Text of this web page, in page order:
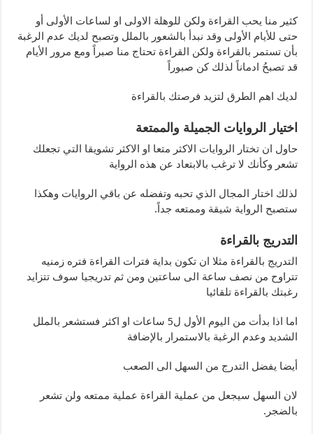
كثير منا يحب القراءة ولكن للوهلة الاولى او لساعات الأولى أو
حتى للأيام الأولى وقد نبدأ بالشعور بالملل وتصبح لديك عدم الرغبة
بأن تستمر بالقراءة ولكن القراءة تحتاج منا صبراً ومع مرور الأيام
قد تصبحُ ادماناً لذلك كن صبوراً
لديك اهم الطرق لتزيد فرصتك بالقراءة
اختيار الروايات الجميلة والممتعة
حاول ان تختار الروايات الاكثر متعا او الاكثر تشويقا التي تجعلك
تشعر وكأنك لا ترغب بالابتعاد عن هذه الرواية
لذلك اختار المجال الذي تحبه وتفضله عن باقي الروايات وهكذا
ستصبح الرواية شيقة وممتعه جداً.
التدريج بالقراءة
التدريج بالقراءة مثلا ان تكون بداية فترات القراءة فتره زمنيه
تتراوح من نصف ساعة الى ساعتين ومن ثم تدريجيا سوف تتزايد
رغبتك بالقراءة تلقائيا
اما اذا بدأت من اليوم الأول ل5 ساعات او اكثر فستشعر بالملل
الشديد وعدم الرغبة بالاستمرار بالإضافة
أيضا يفضل التدرج من السهل الى الصعب
لان السهل سيجعل من عملية القراءة عملية ممتعه ولن تشعر
بالضجر.